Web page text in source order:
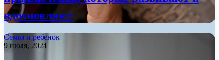
вдохновляют
Семья и ребенок
9 июля, 2024